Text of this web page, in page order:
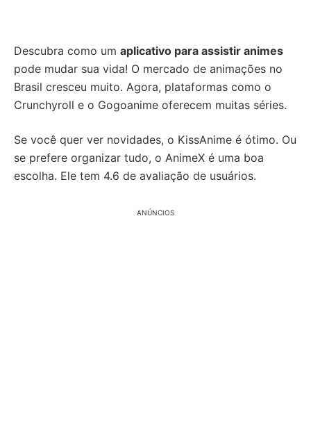
Descubra como um aplicativo para assistir animes
pode mudar sua vida! O mercado de animações no
Brasil cresceu muito. Agora, plataformas como o
Crunchyroll e o Gogoanime oferecem muitas séries.
Se você quer ver novidades, o KissAnime é ótimo. Ou
se prefere organizar tudo, o AnimeX é uma boa
escolha. Ele tem 4.6 de avaliação de usuários.
ANÚNCIOS